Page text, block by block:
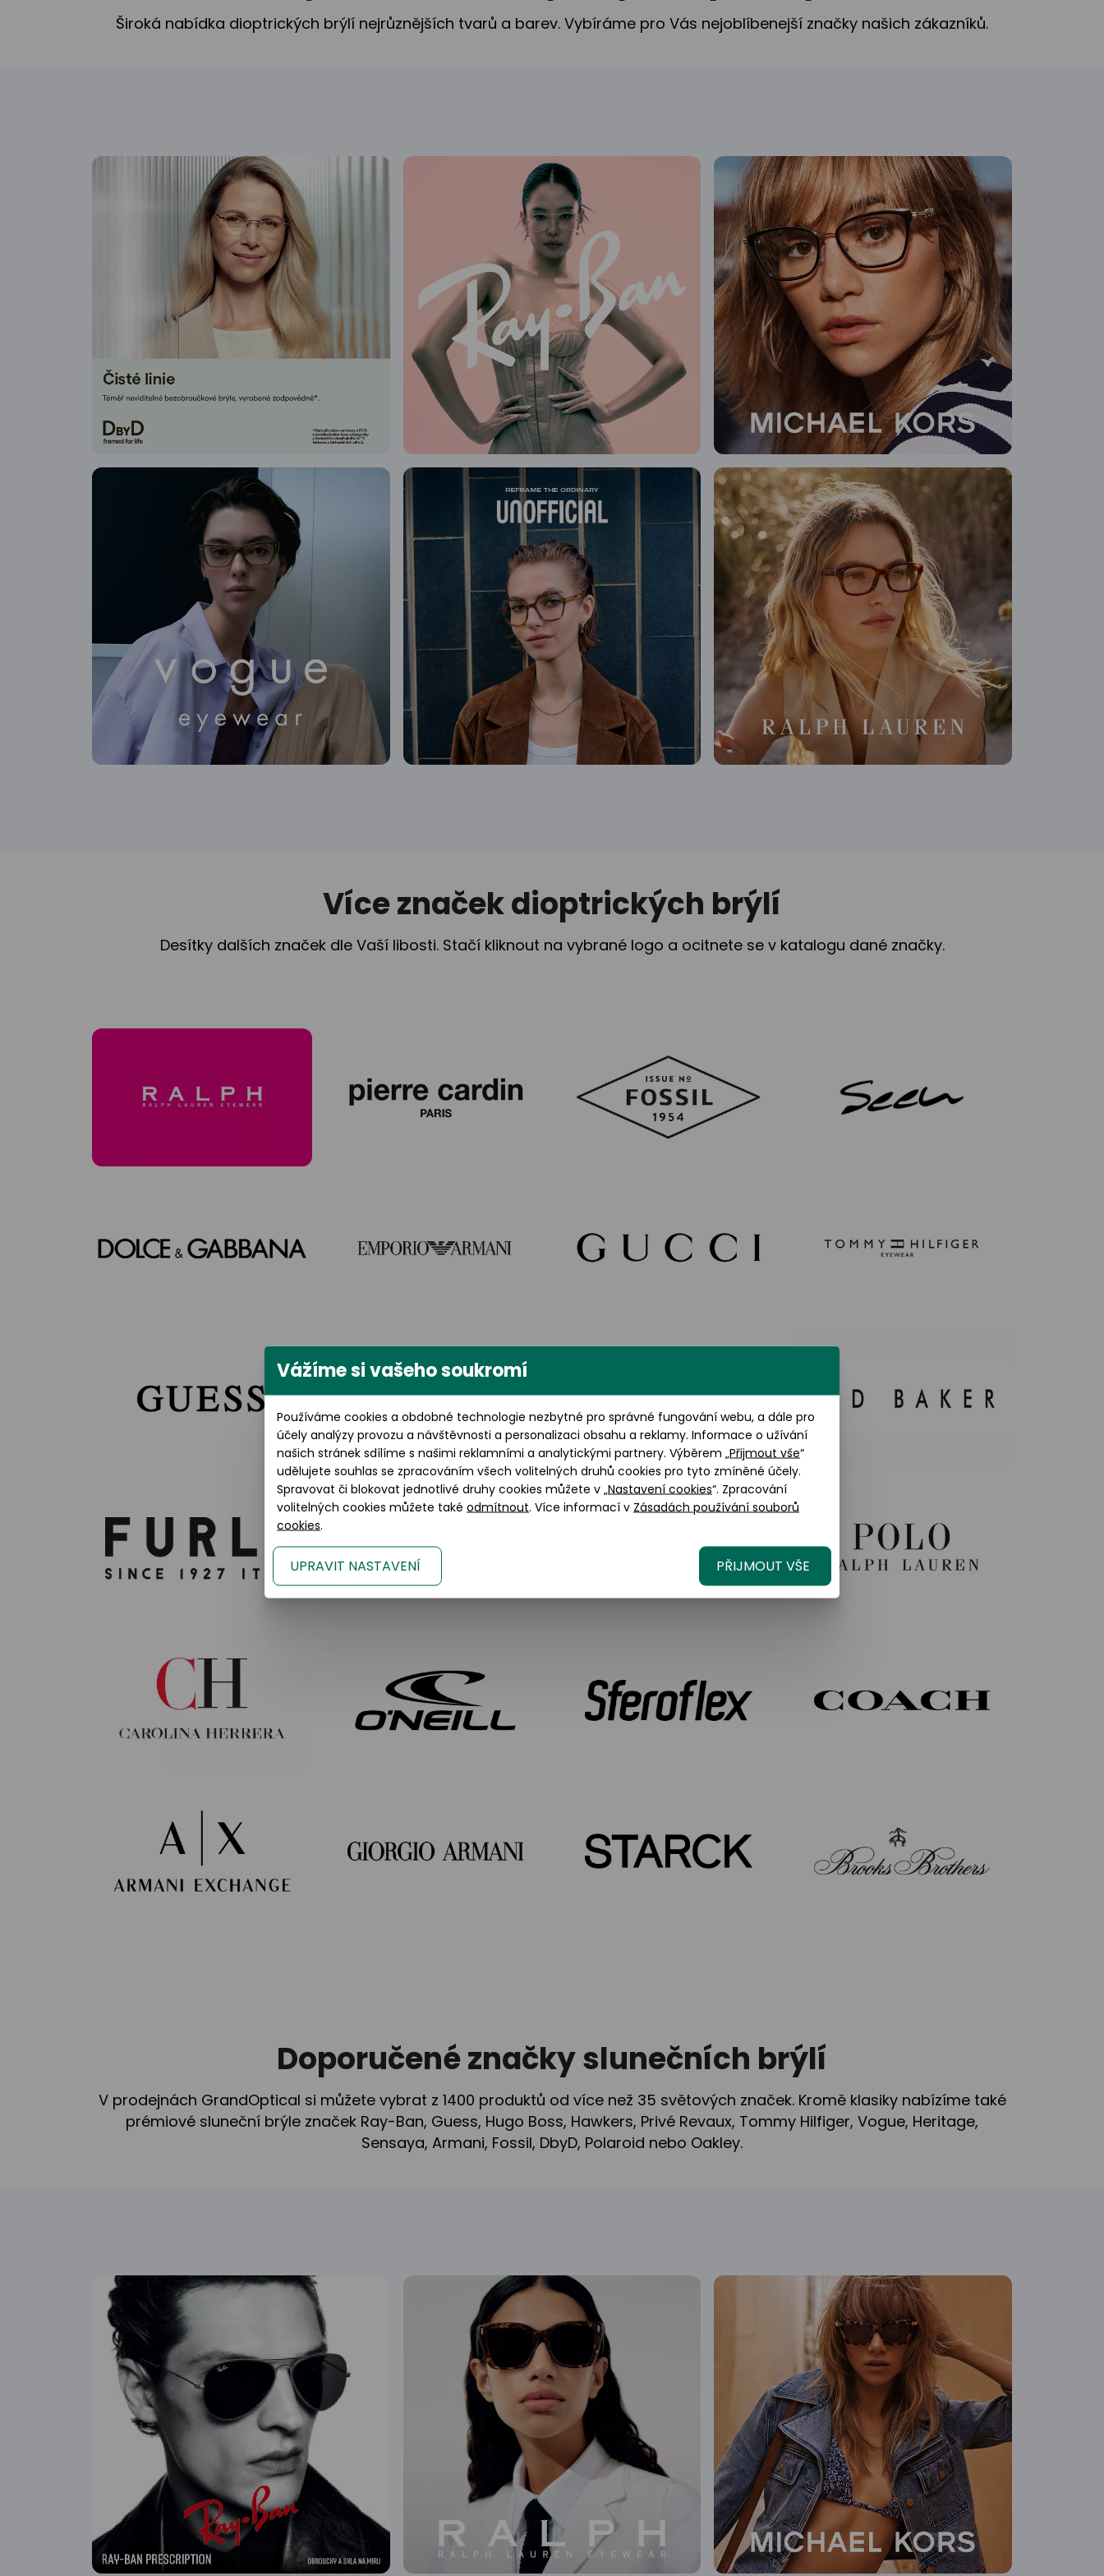
Široká nabídka dioptrických brýlí nejrůznějších tvarů a barev. Vybíráme pro Vás nejoblíbenejší značky našich zákazníků.
Více značek dioptrických brýlí
Desítky dalších značek dle Vaší libosti. Stačí kliknout na vybrané logo a ocitnete se v katalogu dané značky.
Doporučené značky slunečních brýlí
V prodejnách GrandOptical si můžete vybrat z 1400 produktů od více než 35 světových značek. Kromě klasiky nabízíme také
prémiové sluneční brýle značek Ray-Ban, Guess, Hugo Boss, Hawkers, Privé Revaux, Tommy Hilfiger, Vogue, Heritage,
Sensaya, Armani, Fossil, DbyD, Polaroid nebo Oakley.
Vážíme si vašeho soukromí
Používáme cookies a obdobné technologie nezbytné pro správné fungování webu, a dále pro
účely analýzy provozu a návštěvnosti a personalizaci obsahu a reklamy. Informace o užívání
našich stránek sdílíme s našimi reklamními a analytickými partnery. Výběrem „Přijmout vše“
udělujete souhlas se zpracováním všech volitelných druhů cookies pro tyto zmíněné účely.
Spravovat či blokovat jednotlivé druhy cookies můžete v „Nastavení cookies“. Zpracování
volitelných cookies můžete také odmítnout. Více informací v Zásadách používání souborů
cookies.
UPRAVIT NASTAVENÍ PŘIJMOUT VŠE